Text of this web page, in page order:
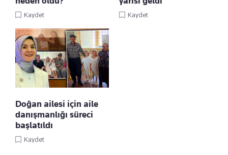
Kaydet Kaydet
Doğan ailesi için aile
danışmanlığı süreci
başlatıldı
Kaydet